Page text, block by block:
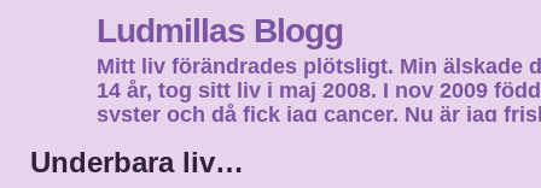
Ludmillas Blogg
Mitt liv förändrades plötsligt. Min älskade
14 år, tog sitt liv i maj 2008. I nov 2009
syster och då fick jag cancer. Nu är jag
Underbara liv…